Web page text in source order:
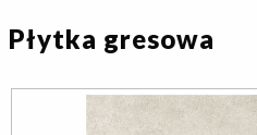
Płytka gresowa